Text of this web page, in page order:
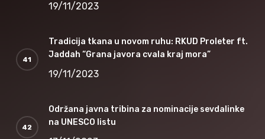
19/11/2023
Tradicija tkana u novom ruhu: RKUD Proleter ft.
Jaddah “Grana javora cvala kraj mora”
19/11/2023
Održana javna tribina za nominacije sevdalinke
na UNESCO listu